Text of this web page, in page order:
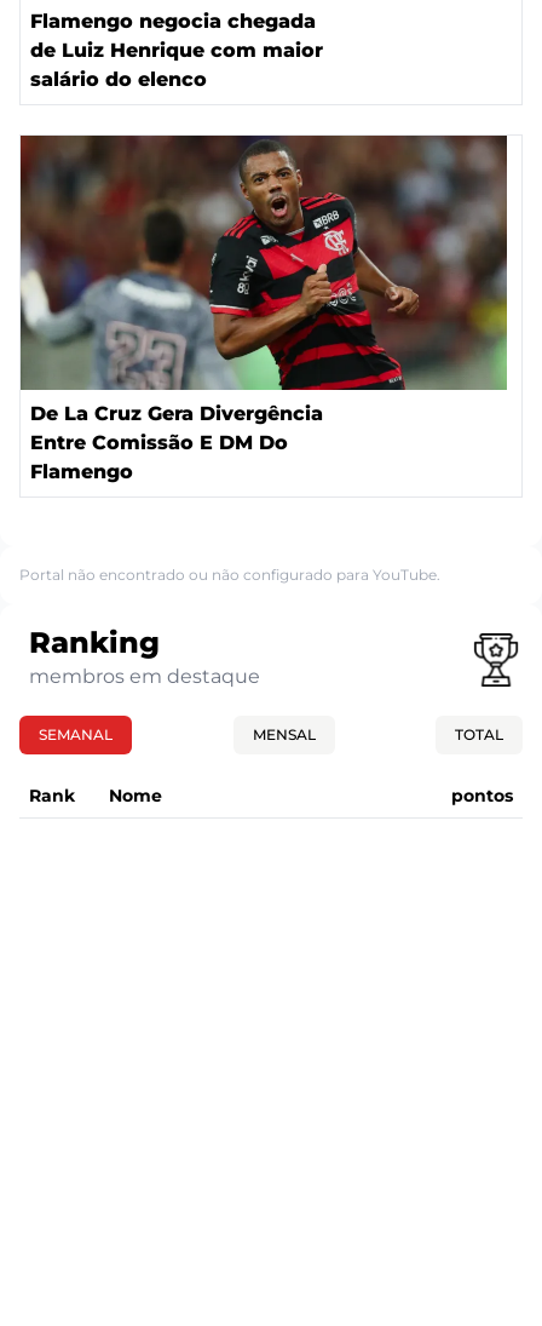
Flamengo negocia chegada
de Luiz Henrique com maior
salário do elenco
De La Cruz Gera Divergência
Entre Comissão E DM Do
Flamengo
Portal não encontrado ou não configurado para YouTube.
Ranking
membros em destaque
SEMANAL MENSAL TOTAL
Rank Nome pontos